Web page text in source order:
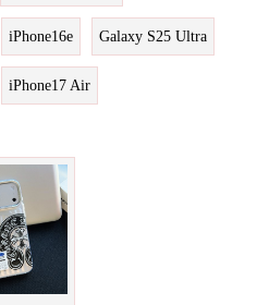
iPhone16e Galaxy S25 Ultra
iPhone17 Air